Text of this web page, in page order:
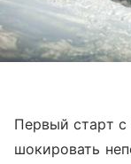
Первый старт
шокировать